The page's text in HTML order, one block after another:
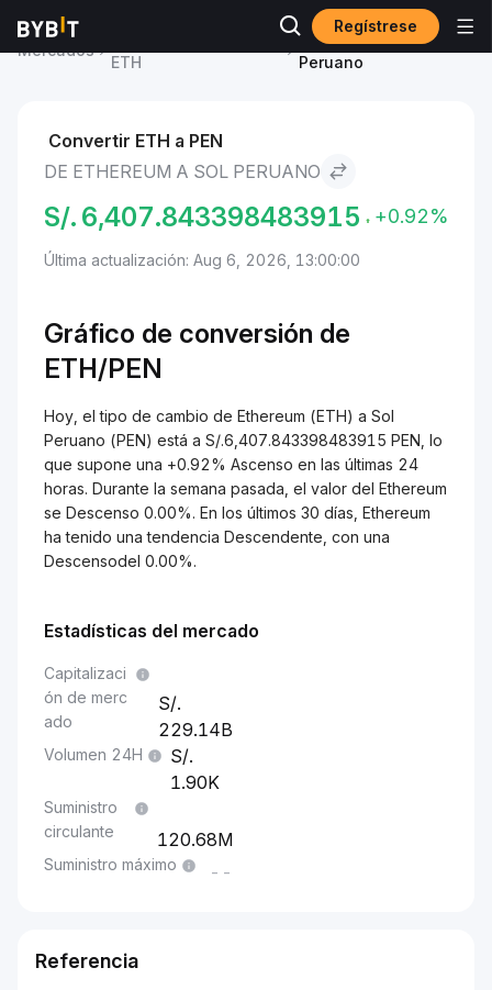
Regístrese
Mercados
ETH
Ethereum to Sol
Peruano
Convertir ETH a PEN
DE ETHEREUM A SOL PERUANO
S/. 6,407.843398483915 +0.92%
Última actualización: Aug 6, 2026, 13:00:00
Gráfico de conversión de
ETH/PEN
Hoy, el tipo de cambio de Ethereum (ETH) a Sol
Peruano (PEN) está a S/.6,407.843398483915 PEN, lo
que supone una +0.92% Ascenso en las últimas 24
horas. Durante la semana pasada, el valor del Ethereum
se Descenso 0.00%. En los últimos 30 días, Ethereum
ha tenido una tendencia Descendente, con una
Descensodel 0.00%.
Estadísticas del mercado
Capitalizaci
ón de merc
ado
229.14B
Volumen 24H
1.90K
Suministro
circulante
120.68M
Suministro máximo --
Referencia